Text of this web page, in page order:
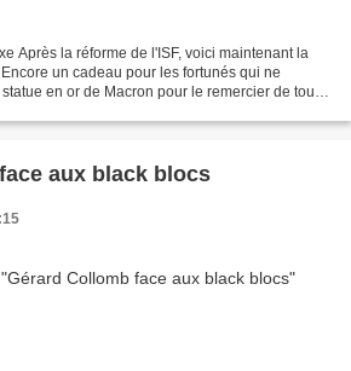
Après la réforme de l'ISF, voici maintenant la
un cadeau pour les fortunés qui ne
en or de Macron pour le remercier de tous
aux black blocs